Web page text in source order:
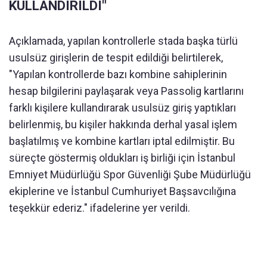
KULLANDIRILDI"
Açıklamada, yapılan kontrollerle stada başka türlü
usulsüz girişlerin de tespit edildiği belirtilerek,
"Yapılan kontrollerde bazı kombine sahiplerinin
hesap bilgilerini paylaşarak veya Passolig kartlarını
farklı kişilere kullandırarak usulsüz giriş yaptıkları
belirlenmiş, bu kişiler hakkında derhal yasal işlem
başlatılmış ve kombine kartları iptal edilmiştir. Bu
süreçte göstermiş oldukları iş birliği için İstanbul
Emniyet Müdürlüğü Spor Güvenliği Şube Müdürlüğü
ekiplerine ve İstanbul Cumhuriyet Başsavcılığına
teşekkür ederiz." ifadelerine yer verildi.